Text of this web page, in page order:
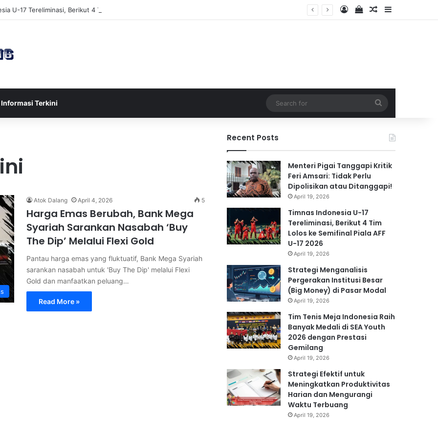
U-17 Tereliminasi, Berikut 4 Tim Lolos ke Semifinal Piala AFF U-17 2026 Log InView your
Random Article
Sidebar
Informasi Terkini
for
Atok Dalang April 4, 2026 5
Harga Emas Berubah, Bank Mega
Syariah Sarankan Nasabah ‘Buy
The Dip’ Melalui Flexi Gold
Pantau harga emas yang fluktuatif, Bank Mega Syariah
sarankan nasabah untuk 'Buy The Dip' melalui Flexi
Gold dan manfaatkan peluang…
Read More »
Recent Posts
Menteri Pigai Tanggapi Kritik
Feri Amsari: Tidak Perlu
Dipolisikan atau Ditanggapi!
April 19, 2026
Timnas Indonesia U-17
Tereliminasi, Berikut 4 Tim
Lolos ke Semifinal Piala AFF
U-17 2026
April 19, 2026
Strategi Menganalisis
Pergerakan Institusi Besar
(Big Money) di Pasar Modal
April 19, 2026
Tim Tenis Meja Indonesia Raih
Banyak Medali di SEA Youth
2026 dengan Prestasi
Gemilang
April 19, 2026
Strategi Efektif untuk
Meningkatkan Produktivitas
Harian dan Mengurangi
Waktu Terbuang
April 19, 2026